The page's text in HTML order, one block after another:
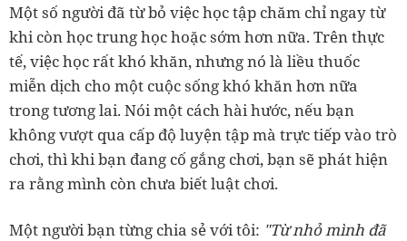
Một số người đã từ bỏ việc học tập chăm chỉ ngay từ
khi còn học trung học hoặc sớm hơn nữa. Trên thực
tế, việc học rất khó khăn, nhưng nó là liều thuốc
miễn dịch cho một cuộc sống khó khăn hơn nữa
trong tương lai. Nói một cách hài hước, nếu bạn
không vượt qua cấp độ luyện tập mà trực tiếp vào trò
chơi, thì khi bạn đang cố gắng chơi, bạn sẽ phát hiện
ra rằng mình còn chưa biết luật chơi.
Một người bạn từng chia sẻ với tôi: "Từ nhỏ mình đã